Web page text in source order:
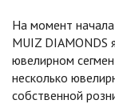
На момент
MUIZ DIAMONDS
ювелирном
несколько
собственной